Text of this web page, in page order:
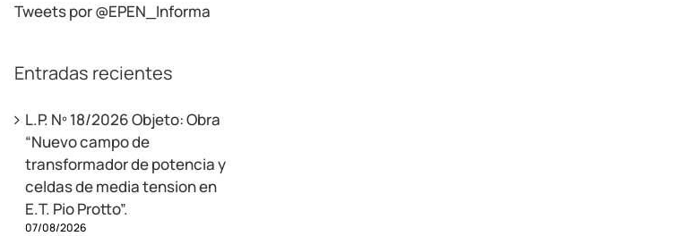
Tweets por @EPEN_Informa
Entradas recientes
L.P. Nº 18/2026 Objeto: Obra
“Nuevo campo de
transformador de potencia y
celdas de media tension en
E.T. Pio Protto”.
07/08/2026